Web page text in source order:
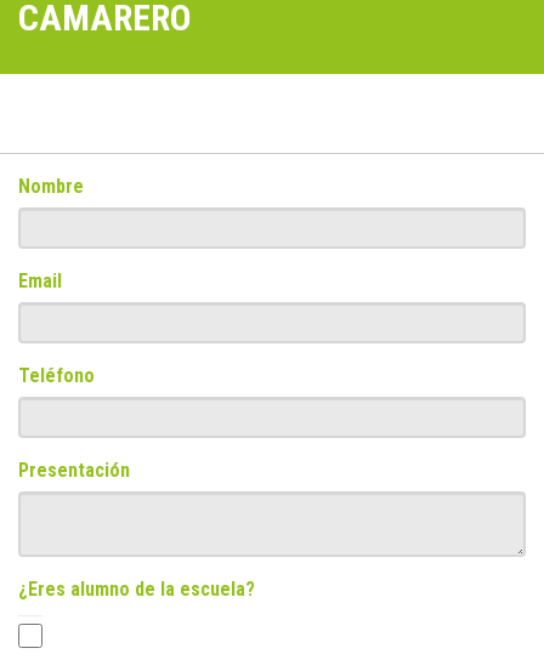
CAMARERO
Nombre
Email
Teléfono
Presentación
¿Eres alumno de la escuela?